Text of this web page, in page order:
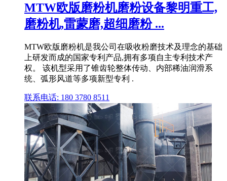
MTW欧版磨粉机磨粉设备黎明重工,
磨粉机,雷蒙磨,超细磨粉 ...
MTW欧版磨粉机是我公司在吸收粉磨技术及理念的基础
上研发而成的国家专利产品,拥有多项自主专利技术产
权。 该机型采用了锥齿轮整体传动、内部稀油润滑系
统、弧形风道等多项新型专利 .
联系电话: 180 3780 8511